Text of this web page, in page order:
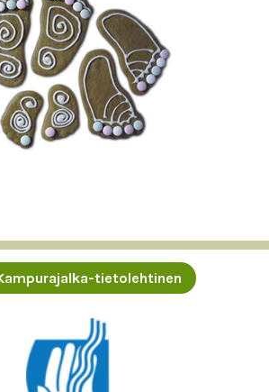
tietolehtinen